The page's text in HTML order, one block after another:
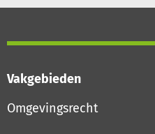
Vakgebieden
Omgevingsrecht